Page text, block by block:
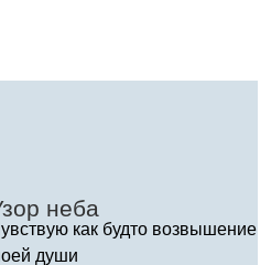
неба
как будто возвышение
души